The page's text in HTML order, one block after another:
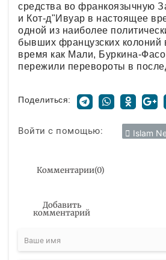
средства во франкоязычную
и Кот-д"Ивуар в настоящее
одной из наиболее
бывших французских колоний
время как Мали, Буркина-
пережили перевороты в
Поделиться:
Войти с помощью: Islam
Комментарии(0)
Добавить
комментарий